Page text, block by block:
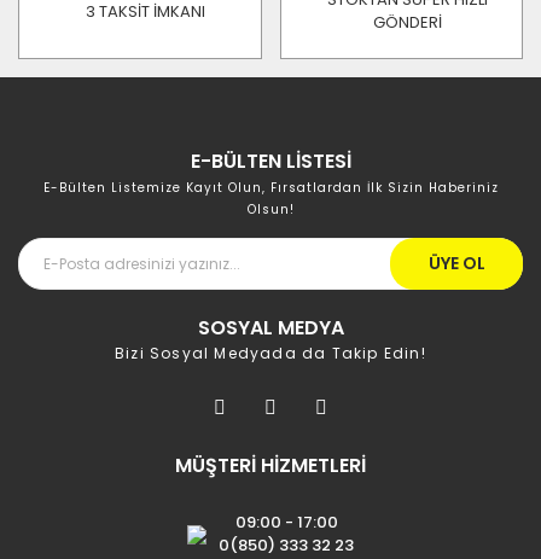
3 TAKSİT İMKANI
GÖNDERİ
E-BÜLTEN LİSTESİ
E-Bülten Listemize Kayıt Olun, Fırsatlardan İlk Sizin Haberiniz
Olsun!
ÜYE OL
SOSYAL MEDYA
Bizi Sosyal Medyada da Takip Edin!
MÜŞTERİ HİZMETLERİ
09:00 - 17:00
0(850) 333 32 23